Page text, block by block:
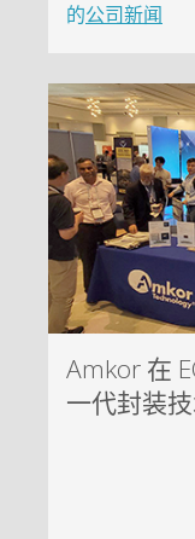
的公司新闻
Amkor 在
一代封装